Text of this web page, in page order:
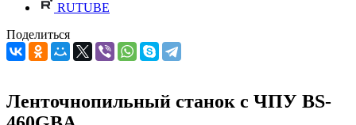
RUTUBE
Поделиться
Ленточнопильный станок с ЧПУ BS-